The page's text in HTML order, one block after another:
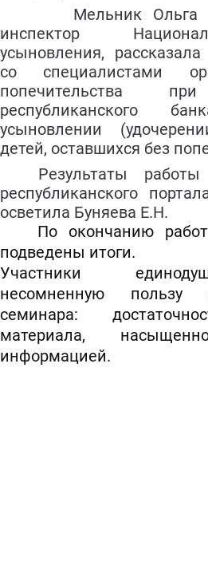
Мельник Ольга
инспектор
усыновления,
со специалистами
попечительства
республиканского
усыновлении
детей, оставшихся без
Результаты
республиканского
осветила Буняева Е.Н.
По окончанию
подведены итоги.
Участники
несомненную пользу
семинара:
материала,
информацией.